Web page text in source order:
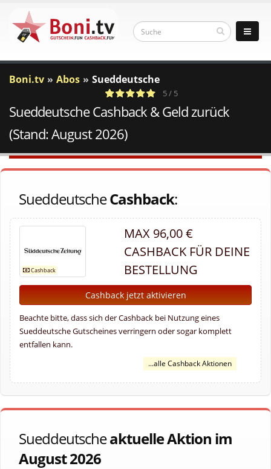
Boni.tv Abos Sueddeutsche
a
c
2 Votes
5 / 5
Sueddeutsche Cashback & Geld zurück
(Stand: August 2026)
SueddeutscheCashback:
MAX 96,00 €
CASHBACK FÜR DEINE
BESTELLUNG
Cashback jetzt aktivieren
Beachte bitte, dass sich der Cashback bei Nutzung eines
Sueddeutsche Gutscheines verringern oder sogar komplett
entfallen kann.
...alle Cashback Aktionen
Sueddeutscheaktuelle Aktion im
August 2026